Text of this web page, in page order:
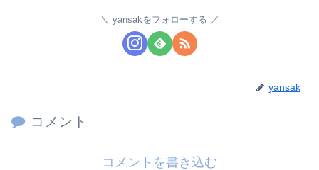
yansakをフォローする
yansak
コメント
コメントを書き込む